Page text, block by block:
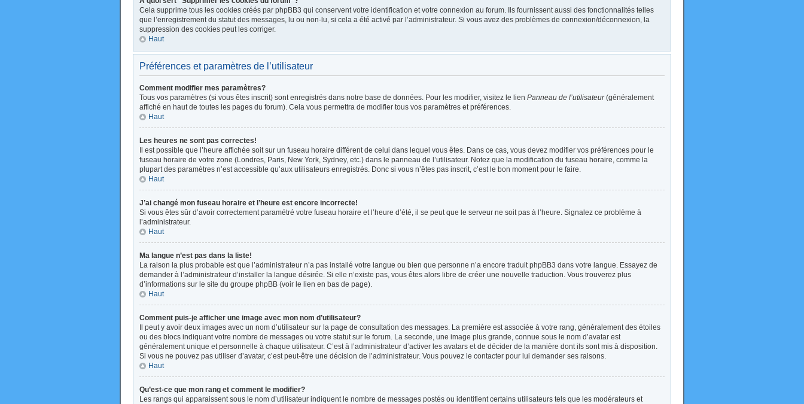
Cela supprime tous les cookies créés par phpBB3 qui conservent votre identification et votre connexion au forum. Ils fournissent aussi des fonctionnalités telles
que l’enregistrement du statut des messages, lu ou non-lu, si cela a été activé par l’administrateur. Si vous avez des problèmes de connexion/déconnexion, la
suppression des cookies peut les corriger.
Haut
Préférences et paramètres de l’utilisateur
Comment modifier mes paramètres?
Tous vos paramètres (si vous êtes inscrit) sont enregistrés dans notre base de données. Pour les modifier, visitez le lien Panneau de l’utilisateur(généralement
affiché en haut de toutes les pages du forum). Cela vous permettra de modifier tous vos paramètres et préférences.
Haut
Les heures ne sont pas correctes!
Il est possible que l’heure affichée soit sur un fuseau horaire différent de celui dans lequel vous êtes. Dans ce cas, vous devez modifier vos préférences pour le
fuseau horaire de votre zone (Londres, Paris, New York, Sydney, etc.) dans le panneau de l’utilisateur. Notez que la modification du fuseau horaire, comme la
plupart des paramètres n’est accessible qu’aux utilisateurs enregistrés. Donc si vous n’êtes pas inscrit, c’est le bon moment pour le faire.
Haut
J’ai changé mon fuseau horaire et l’heure est encore incorrecte!
Si vous êtes sûr d’avoir correctement paramétré votre fuseau horaire et l’heure d’été, il se peut que le serveur ne soit pas à l’heure. Signalez ce problème à
l’administrateur.
Haut
Ma langue n’est pas dans la liste!
La raison la plus probable est que l’administrateur n’a pas installé votre langue ou bien que personne n’a encore traduit phpBB3 dans votre langue. Essayez de
demander à l’administrateur d’installer la langue désirée. Si elle n’existe pas, vous êtes alors libre de créer une nouvelle traduction. Vous trouverez plus
d’informations sur le site du groupe phpBB (voir le lien en bas de page).
Haut
Comment puis-je afficher une image avec mon nom d’utilisateur?
Il peut y avoir deux images avec un nom d’utilisateur sur la page de consultation des messages. La première est associée à votre rang, généralement des étoiles
ou des blocs indiquant votre nombre de messages ou votre statut sur le forum. La seconde, une image plus grande, connue sous le nom d’avatar est
généralement unique et personnelle à chaque utilisateur. C’est à l’administrateur d’activer les avatars et de décider de la manière dont ils sont mis à disposition.
Si vous ne pouvez pas utiliser d’avatar, c’est peut-être une décision de l’administrateur. Vous pouvez le contacter pour lui demander ses raisons.
Haut
Qu’est-ce que mon rang et comment le modifier?
Les rangs qui apparaissent sous le nom d’utilisateur indiquent le nombre de messages postés ou identifient certains utilisateurs tels que les modérateurs et